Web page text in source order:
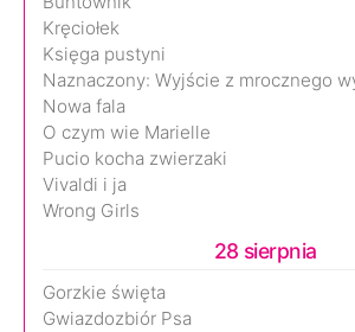
Kręciołek
Księga pustyni
Naznaczony: Wyjście z mrocznego
Nowa fala
O czym wie Marielle
Pucio kocha zwierzaki
Vivaldi i ja
Wrong Girls
28 sierpnia
Gorzkie święta
Gwiazdozbiór Psa